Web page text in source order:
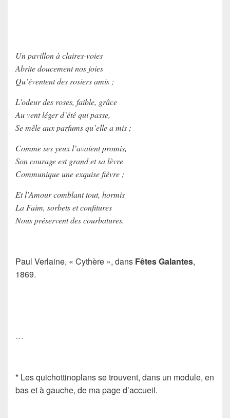
Un pavillon à claires-voies
Abrite doucement nos joies
Qu’éventent des rosiers amis ;
L’odeur des roses, faible, grâce
Au vent léger d’été qui passe,
Se mêle aux parfums qu’elle a mis ;
Comme ses yeux l’avaient promis,
Son courage est grand et sa lèvre
Communique une exquise fièvre ;
Et l’Amour comblant tout, hormis
La Faim, sorbets et confitures
Nous préservent des courbatures.
Paul Verlaine, « Cythère », dans Fêtes Galantes,
1869.
…
* Les quichottinoplans se trouvent, dans un module, en
bas et à gauche, de ma page d’accueil.